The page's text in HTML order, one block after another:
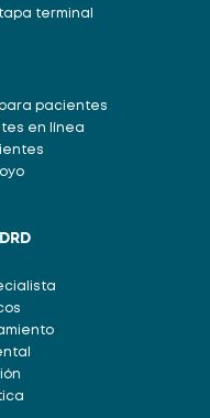
terminal
pacientes
en línea